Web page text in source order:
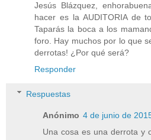
Jesús Blázquez,
hacer es la AUDITORIA de
Taparás la boca a los
foro. Hay muchos por lo que
derrotas! ¿Por qué será?
Responder
Respuestas
Anónimo 4 de junio de
Una cosa es una derrota y